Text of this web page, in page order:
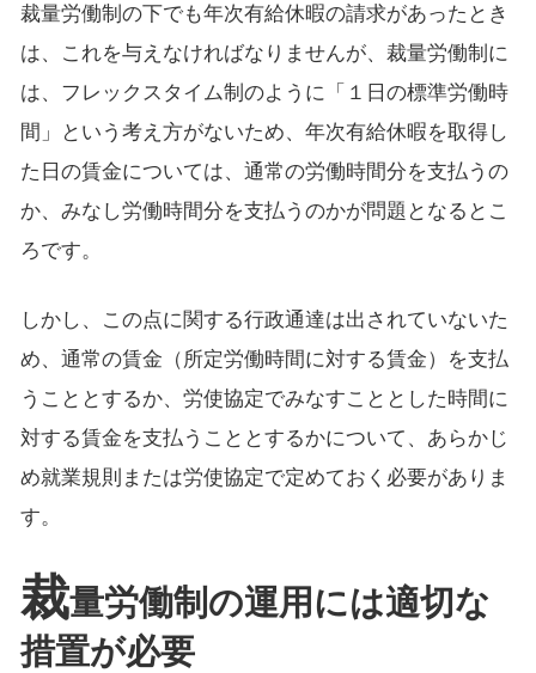
裁量労働制の下でも年次有給休暇の請求があったとき
は、これを与えなければなりませんが、裁量労働制に
は、フレックスタイム制のように「１日の標準労働時
間」という考え方がないため、年次有給休暇を取得し
た日の賃金については、通常の労働時間分を支払うの
か、みなし労働時間分を支払うのかが問題となるとこ
ろです。
しかし、この点に関する行政通達は出されていないた
め、通常の賃金（所定労働時間に対する賃金）を支払
うこととするか、労使協定でみなすこととした時間に
対する賃金を支払うこととするかについて、あらかじ
め就業規則または労使協定で定めておく必要がありま
す。
裁量労働制の運用には適切な
措置が必要